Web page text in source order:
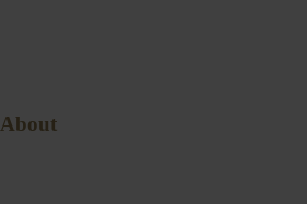
About